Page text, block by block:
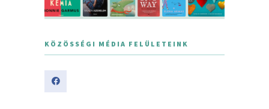
KÖZÖSSÉGI MÉDIA FELÜLETEINK